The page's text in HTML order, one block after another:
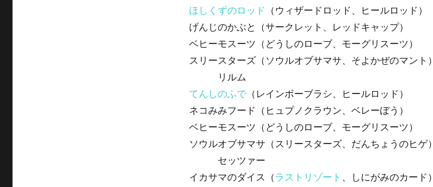
ほしくずのロッド
（ウィザードロッド、ヒールロッド）
げんじのかぶと（サークレット、レッドキャップ）
ベヒーモスーツ（どうしのローブ、モーグリスーツ）
スリースターズ（ソウルオブサマサ、そよかぜのマント）
リルム
てんしのふで（レインボーブラシ、ヒールロッド）
ネコみみフード（ヒュプノクラウン、ベレーぼう）
ベヒーモスーツ（どうしのローブ、モーグリスーツ）
ソウルオブサマサ（スリースターズ、だんちょうのヒゲ）
セッツァー
イカサマのダイス（ラストリゾート
、しにがみのカード）